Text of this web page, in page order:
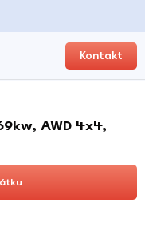
Kontakt
AWD 4x4,